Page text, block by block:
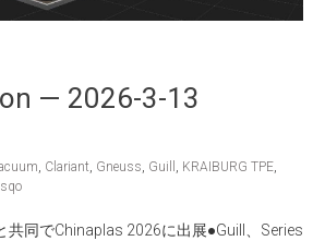
— 2026-3-13
, Clariant, Gneuss, Guill , KRAIBURG TPE,
共同でChinaplas 2026に出展●Guill、Series